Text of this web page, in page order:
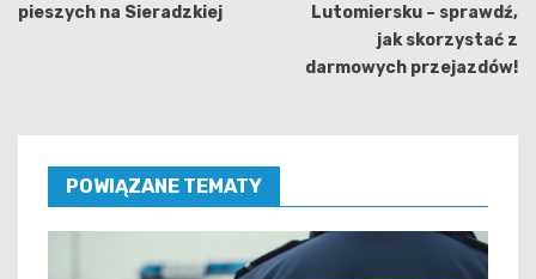
pieszych na Sieradzkiej
Lutomiersku – sprawdź,
jak skorzystać z
darmowych przejazdów!
POWIĄZANE TEMATY